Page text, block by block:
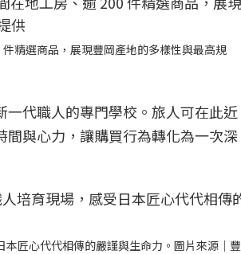
精選商品，展現豐岡產地的多樣性與最高規
代職人的專門學校。旅人可在此近
與心力，讓購買行為轉化為一次深
匠心代代相傳的嚴謹與生命力。圖片來源｜豐